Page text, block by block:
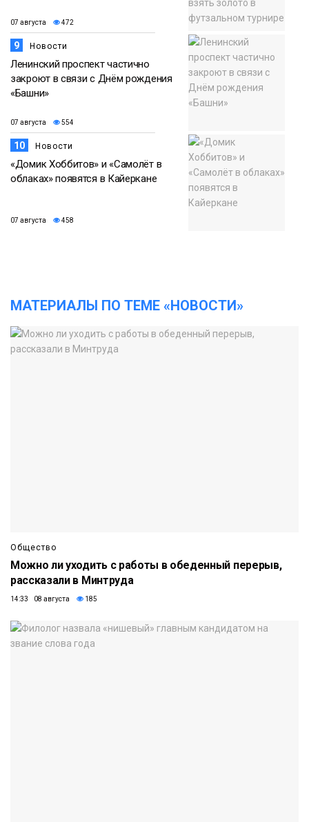
07 августа 472
9 Новости
Ленинский проспект частично
закроют в связи с Днём рождения
«Башни»
07 августа 554
10 Новости
«Домик Хоббитов» и «Самолёт в
облаках» появятся в Кайеркане
07 августа 458
МАТЕРИАЛЫ ПО ТЕМЕ «НОВОСТИ»
Общество
Можно ли уходить с работы в обеденный перерыв,
рассказали в Минтруда
14:33 08 августа 185